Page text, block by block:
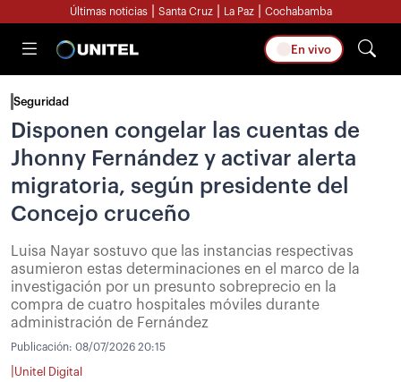
Últimas noticias Santa Cruz La Paz Cochabamba
En vivo
Seguridad
Disponen congelar las cuentas de
Jhonny Fernández y activar alerta
migratoria, según presidente del
Concejo cruceño
Luisa Nayar sostuvo que las instancias respectivas
asumieron estas determinaciones en el marco de la
investigación por un presunto sobreprecio en la
compra de cuatro hospitales móviles durante
administración de Fernández
Publicación: 08/07/2026 20:15
Unitel Digital